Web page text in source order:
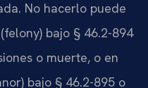
No hacerlo puede
bajo § 46.2-894
o muerte, o en
bajo § 46.2-895 o